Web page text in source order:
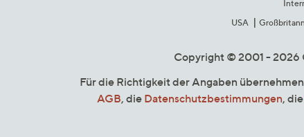
USA
Copyright © 2001 - 2026
Für die Richtigkeit der Angaben
AGB, die Datenschutzbestimmungen, die